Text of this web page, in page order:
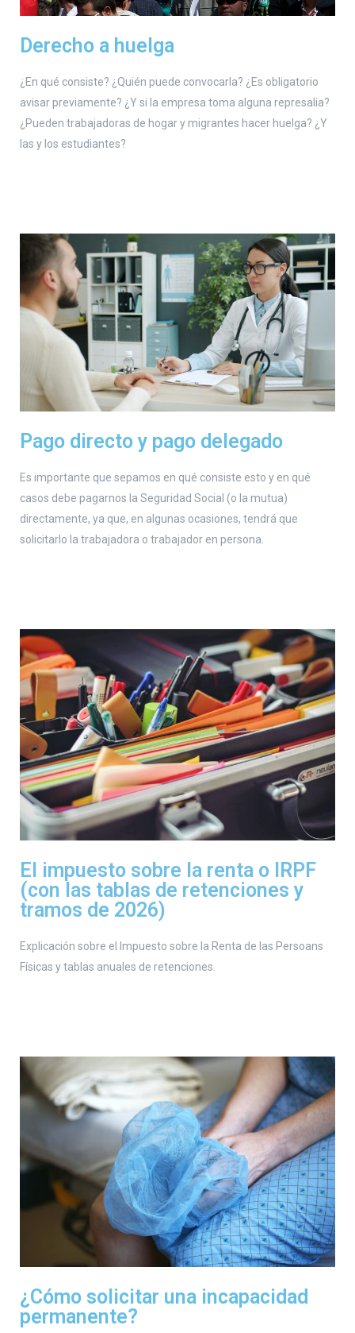
Derecho a huelga
¿En qué consiste? ¿Quién puede convocarla? ¿Es obligatorio
avisar previamente? ¿Y si la empresa toma alguna represalia?
¿Pueden trabajadoras de hogar y migrantes hacer huelga? ¿Y
las y los estudiantes?
Pago directo y pago delegado
Es importante que sepamos en qué consiste esto y en qué
casos debe pagarnos la Seguridad Social (o la mutua)
directamente, ya que, en algunas ocasiones, tendrá que
solicitarlo la trabajadora o trabajador en persona.
El impuesto sobre la renta o IRPF
(con las tablas de retenciones y
tramos de 2026)
Explicación sobre el Impuesto sobre la Renta de las Persoans
Físicas y tablas anuales de retenciones.
¿Cómo solicitar una incapacidad
permanente?